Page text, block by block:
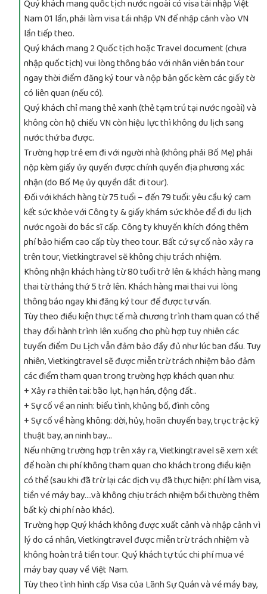
Quý khách mang quốc tịch nước ngoài có visa tái nhập Việt
Nam 01 lần, phải làm visa tái nhập VN để nhập cảnh vào VN
lần tiếp theo.
Quý khách mang 2 Quốc tịch hoặc Travel document (chưa
nhập quốc tịch) vui lòng thông báo với nhân viên bán tour
ngay thời điểm đăng ký tour và nộp bản gốc kèm các giấy tờ
có liên quan (nếu có).
Quý khách chỉ mang thẻ xanh (thẻ tạm trú tại nước ngoài) và
không còn hộ chiếu VN còn hiệu lực thì không du lịch sang
nước thứ ba được.
Trường hợp trẻ em đi với người nhà (không phải Bố Mẹ) phải
nộp kèm giấy ủy quyến được chính quyền địa phương xác
nhận (do Bố Mẹ ủy quyền dắt đi tour).
Đối với khách hàng từ 75 tuổi – đến 79 tuổi: yêu cầu ký cam
kết sức khỏe với Công ty & giấy khám sức khỏe để đi du lịch
nước ngoài do bác sĩ cấp. Công ty khuyến khích đóng thêm
phí bảo hiểm cao cấp tùy theo tour. Bất cứ sự cố nào xảy ra
trên tour, Vietkingtravel sẽ không chịu trách nhiệm.
Không nhận khách hàng từ 80 tuổi trở lên & khách hàng mang
thai từ tháng thứ 5 trở lên. Khách hàng mai thai vui lòng
thông báo ngay khi đăng ký tour để được tư vấn.
Tùy theo điều kiện thực tế mà chương trình tham quan có thể
thay đổi hành trình lên xuống cho phù hợp tuy nhiên các
tuyến điểm Du Lịch vẫn đảm bảo đầy đủ như lúc ban đầu. Tuy
nhiên, Vietkingtravel sẽ được miễn trừ trách nhiệm bảo đảm
các điểm tham quan trong trường hợp khách quan nhu:
+ Xảy ra thiên tai: bão lụt, hạn hán, động đất..
+ Sự cố về an ninh: biểu tình, khủng bố, đình công
+ Sự cố về hàng không: dời, hủy, hoãn chuyến bay, trục trặc kỹ
thuật bay, an ninh bay…
Nếu những trường hợp trên xảy ra, Vietkingtravel sẽ xem xét
để hoàn chi phí không tham quan cho khách trong điều kiện
có thể (sau khi đã trừ lại các dịch vụ đã thực hiện: phí làm visa,
tiền vé máy bay….và không chịu trách nhiệm bồi thường thêm
bất kỳ chi phí nào khác).
Trường hợp Quý khách không được xuất cảnh và nhập cảnh vì
lý do cá nhân, Vietkingtravel được miễn trừ trách nhiệm và
không hoàn trả tiền tour. Quý khách tự túc chi phí mua vé
máy bay quay về Việt Nam.
Tùy theo tình hình cấp Visa của Lãnh Sự Quán và vé máy bay,